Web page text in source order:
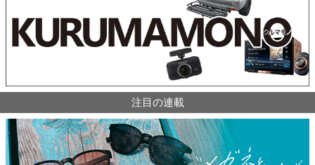
注目の連載